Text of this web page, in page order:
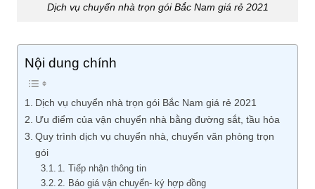
Dịch vụ chuyển nhà trọn gói Bắc Nam giá rẻ 2021
Nội dung chính
Dịch vụ chuyển nhà trọn gói Bắc Nam giá rẻ 2021
Ưu điểm của vận chuyển nhà bằng đường sắt, tầu hỏa
Quy trình dịch vụ chuyển nhà, chuyển văn phòng trọn
gói
1. Tiếp nhận thông tin
2. Báo giá vận chuyển- ký hợp đồng